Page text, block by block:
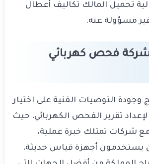
تحميل المالك تكاليف أعطال
مسؤولة عنه.
شركة فحص كهربائي
وجودة التوصيات الفنية على اختيار
تقرير الفحص الكهربائي، حيث
شركات تمتلك خبرة عملية،
يستخدمون أجهزة قياس حديثة،